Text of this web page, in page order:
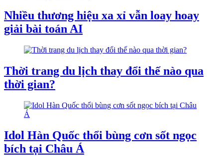
Nhiều thương hiệu xa xỉ vẫn loay hoay
giải bài toán AI
Thời trang du lịch thay đổi thế nào qua
thời gian?
Idol Hàn Quốc thổi bùng cơn sốt ngọc
bích tại Châu Á